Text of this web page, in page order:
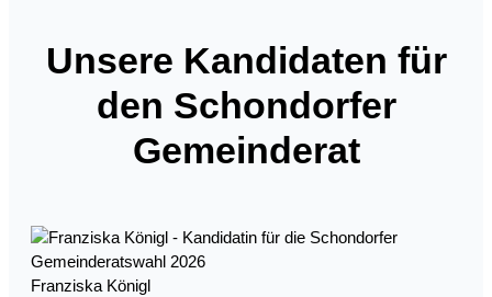
Unsere Kandidaten für
den Schondorfer
Gemeinderat
Franziska Königl